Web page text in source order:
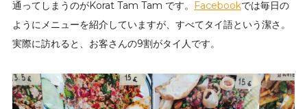
通ってしまうのがKorat Tam Tam です。
Facebookでは毎日の
ようにメニューを紹介していますが、すべてタイ語という潔さ。
実際に訪れると、お客さんの9割がタイ人です。